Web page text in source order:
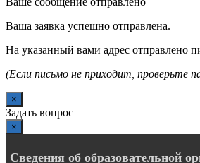
Ваша заявка успешно отправлена.
На указанный вами адрес отправлено
(Если письмо не приходит, проверьте
×
Задать вопрос
×
Сведения об образовательной